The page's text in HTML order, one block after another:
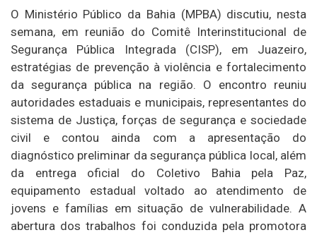
O Ministério Público da Bahia (MPBA) discutiu, nesta
semana, em reunião do Comitê Interinstitucional de
Segurança Pública Integrada (CISP), em Juazeiro,
estratégias de prevenção à violência e fortalecimento
da segurança pública na região. O encontro reuniu
autoridades estaduais e municipais, representantes do
sistema de Justiça, forças de segurança e sociedade
civil e contou ainda com a apresentação do
diagnóstico preliminar da segurança pública local, além
da entrega oficial do Coletivo Bahia pela Paz,
equipamento estadual voltado ao atendimento de
jovens e famílias em situação de vulnerabilidade. A
abertura dos trabalhos foi conduzida pela promotora